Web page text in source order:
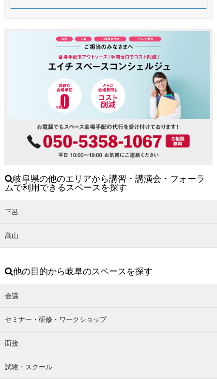
岐阜県の他のエリアから講習・講演会・フォーラ
ムで利用できるスペースを探す
下呂
高山
他の目的から岐阜のスペースを探す
会議
セミナー・研修・ワークショップ
面接
試験・スクール